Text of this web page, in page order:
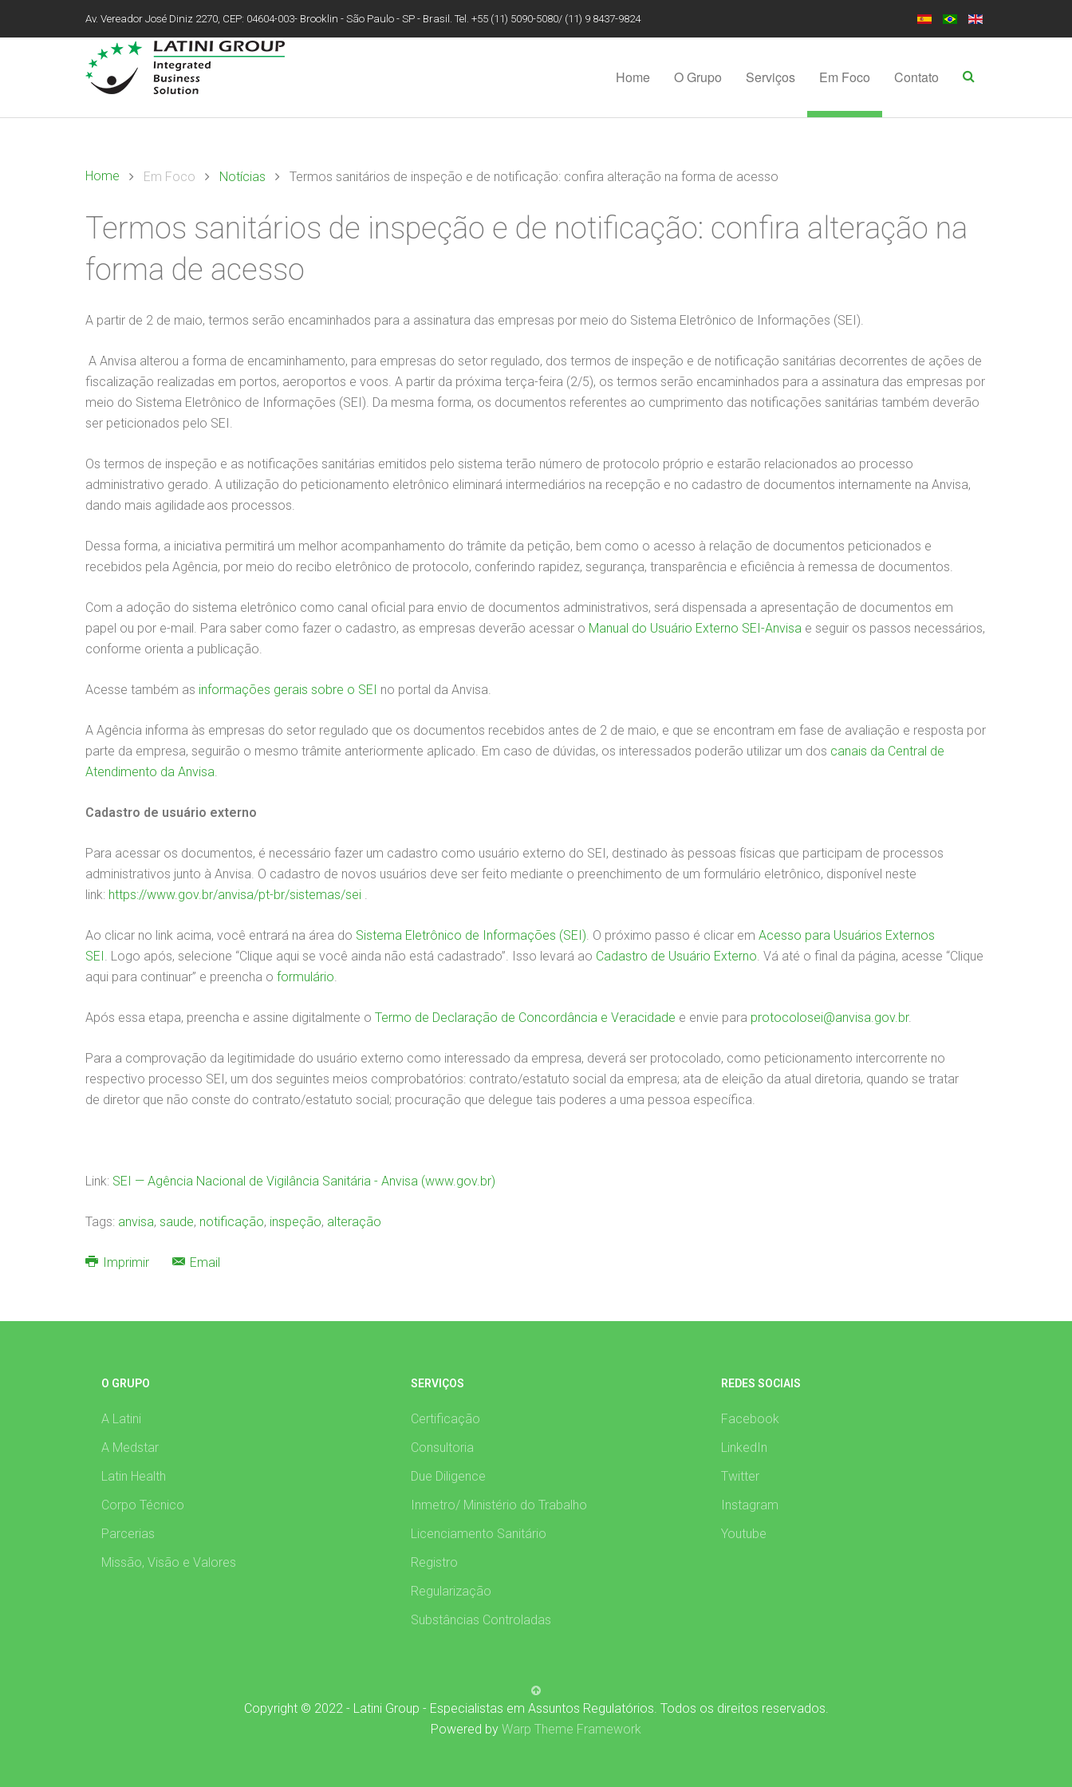
Av. Vereador José Diniz 2270, CEP: 04604-003- Brooklin - São Paulo - SP - Brasil. Tel. +55 (11) 5090-5080/ (11) 9 8437-9824
Home O Grupo Serviços Em Foco Contato
Home Em Foco Notícias Termos sanitários de inspeção e de notificação: confira alteração na forma de acesso
Termos sanitários de inspeção e de notificação: confira alteração na
forma de acesso
A partir de 2 de maio, termos serão encaminhados para a assinatura das empresas por meio do Sistema Eletrônico de Informações (SEI).
A Anvisa alterou a forma de encaminhamento, para empresas do setor regulado, dos termos de inspeção e de notificação sanitárias decorrentes de ações de
fiscalização realizadas em portos, aeroportos e voos. A partir da próxima terça-feira (2/5), os termos serão encaminhados para a assinatura das empresas por
meio do Sistema Eletrônico de Informações (SEI). Da mesma forma, os documentos referentes ao cumprimento das notificações sanitárias também deverão
ser peticionados pelo SEI.
Os termos de inspeção e as notificações sanitárias emitidos pelo sistema terão número de protocolo próprio e estarão relacionados ao processo
administrativo gerado. A utilização do peticionamento eletrônico eliminará intermediários na recepção e no cadastro de documentos internamente na Anvisa,
dando mais agilidade aos processos.
Dessa forma, a iniciativa permitirá um melhor acompanhamento do trâmite da petição, bem como o acesso à relação de documentos peticionados e
recebidos pela Agência, por meio do recibo eletrônico de protocolo, conferindo rapidez, segurança, transparência e eficiência à remessa de documentos.
Com a adoção do sistema eletrônico como canal oficial para envio de documentos administrativos, será dispensada a apresentação de documentos em
papel ou por e-mail. Para saber como fazer o cadastro, as empresas deverão acessar o Manual do Usuário Externo SEI-Anvisa e seguir os passos necessários,
conforme orienta a publicação.
Acesse também as informações gerais sobre o SEI no portal da Anvisa.
A Agência informa às empresas do setor regulado que os documentos recebidos antes de 2 de maio, e que se encontram em fase de avaliação e resposta por
parte da empresa, seguirão o mesmo trâmite anteriormente aplicado. Em caso de dúvidas, os interessados poderão utilizar um dos canais da Central de
Atendimento da Anvisa.
Cadastro de usuário externo
Para acessar os documentos, é necessário fazer um cadastro como usuário externo do SEI, destinado às pessoas físicas que participam de processos
administrativos junto à Anvisa. O cadastro de novos usuários deve ser feito mediante o preenchimento de um formulário eletrônico, disponível neste
link: https://www.gov.br/anvisa/pt-br/sistemas/sei .
Ao clicar no link acima, você entrará na área do Sistema Eletrônico de Informações (SEI). O próximo passo é clicar em Acesso para Usuários Externos
SEI. Logo após, selecione “Clique aqui se você ainda não está cadastrado”. Isso levará ao Cadastro de Usuário Externo. Vá até o final da página, acesse “Clique
aqui para continuar” e preencha o formulário.
Após essa etapa, preencha e assine digitalmente o Termo de Declaração de Concordância e Veracidade e envie para protocolosei@anvisa.gov.br.
Para a comprovação da legitimidade do usuário externo como interessado da empresa, deverá ser protocolado, como peticionamento intercorrente no
respectivo processo SEI, um dos seguintes meios comprobatórios: contrato/estatuto social da empresa; ata de eleição da atual diretoria, quando se tratar
de diretor que não conste do contrato/estatuto social; procuração que delegue tais poderes a uma pessoa específica.
Link: SEI — Agência Nacional de Vigilância Sanitária - Anvisa (www.gov.br)
Tags: anvisa, saude, notificação, inspeção, alteração
Imprimir Email
O GRUPO
A Latini
A Medstar
Latin Health
Corpo Técnico
Parcerias
Missão, Visão e Valores
SERVIÇOS
Certificação
Consultoria
Due Diligence
Inmetro/ Ministério do Trabalho
Licenciamento Sanitário
Registro
Regularização
Substâncias Controladas
REDES SOCIAIS
Facebook
LinkedIn
Twitter
Instagram
Youtube
Copyright © 2022 - Latini Group - Especialistas em Assuntos Regulatórios. Todos os direitos reservados.
Powered by Warp Theme Framework